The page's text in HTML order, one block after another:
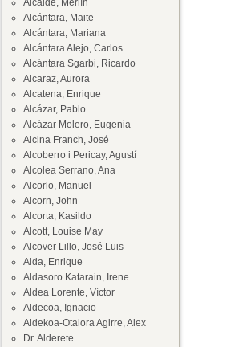
Alcalde, Merlín
Alcántara, Maite
Alcántara, Mariana
Alcántara Alejo, Carlos
Alcántara Sgarbi, Ricardo
Alcaraz, Aurora
Alcatena, Enrique
Alcázar, Pablo
Alcázar Molero, Eugenia
Alcina Franch, José
Alcoberro i Pericay, Agustí
Alcolea Serrano, Ana
Alcorlo, Manuel
Alcorn, John
Alcorta, Kasildo
Alcott, Louise May
Alcover Lillo, José Luis
Alda, Enrique
Aldasoro Katarain, Irene
Aldea Lorente, Víctor
Aldecoa, Ignacio
Aldekoa-Otalora Agirre, Alex
Dr. Alderete